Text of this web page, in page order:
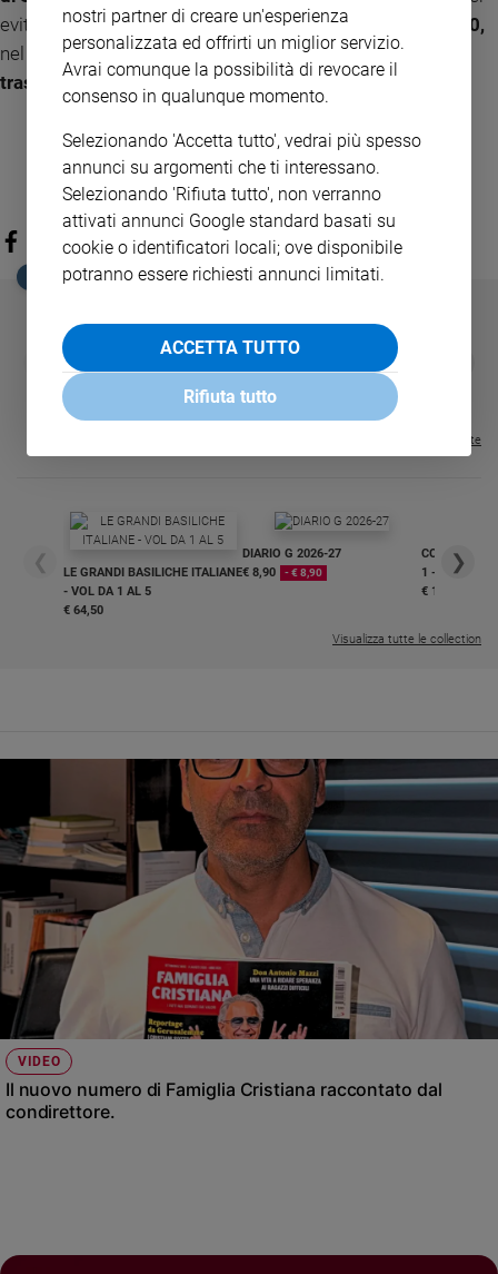
evitare assembramenti., lunedì 18 gennaio, alle ore 11,30,
nel santuario di Santa Maria delle Grazie e saranno
trasmessi in diretta su Padre Pio Tv.
EDICOLA SAN PAOLO
GBABY
€ 34,80 € 21,90 37%
FAMIGLIA CRISTIANA
€ 104,00 € 83,00 20%
Visualizza tutte le riviste
❮
LE GRANDI BASILICHE ITALIANE
- VOL DA 1 AL 5
€ 64,50
DIARIO G 2026-27
€ 8,90
- € 8,90
COLLANA
1 - 2
€ 18,50
❯
Visualizza tutte le collection
VIDEO
Il nuovo numero di Famiglia Cristiana raccontato dal
condirettore.
nostri partner di creare un'esperienza
personalizzata ed offrirti un miglior servizio.
Avrai comunque la possibilità di revocare il
consenso in qualunque momento.
Selezionando 'Accetta tutto', vedrai più spesso
annunci su argomenti che ti interessano.
Selezionando 'Rifiuta tutto', non verranno
attivati annunci Google standard basati su
cookie o identificatori locali; ove disponibile
potranno essere richiesti annunci limitati.
ACCETTA TUTTO
Rifiuta tutto